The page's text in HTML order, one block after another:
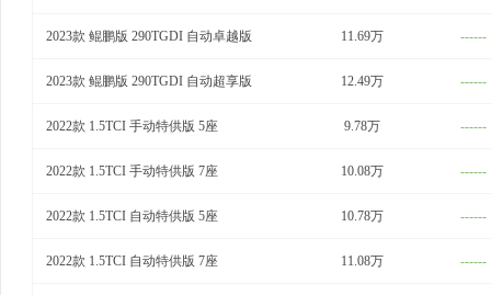
2023款 鲲鹏版 290TGDI 自动卓越版 11.69万 ------
2023款 鲲鹏版 290TGDI 自动超享版 12.49万 ------
2022款 1.5TCI 手动特供版 5座 9.78万 ------
2022款 1.5TCI 手动特供版 7座 10.08万 ------
2022款 1.5TCI 自动特供版 5座 10.78万 ------
2022款 1.5TCI 自动特供版 7座 11.08万 ------